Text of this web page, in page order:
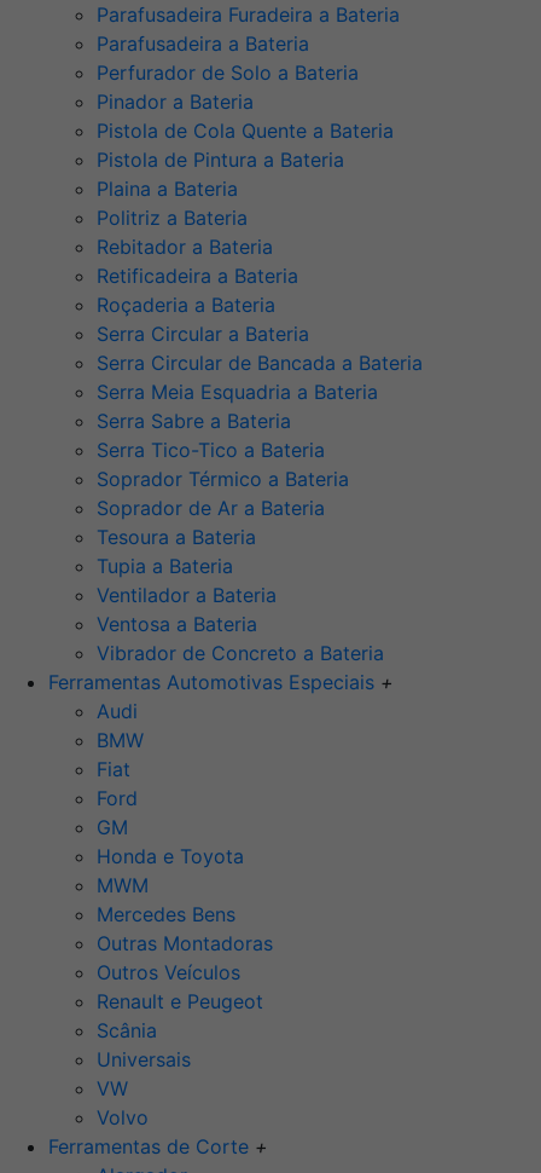
Parafusadeira Furadeira a Bateria
Parafusadeira a Bateria
Perfurador de Solo a Bateria
Pinador a Bateria
Pistola de Cola Quente a Bateria
Pistola de Pintura a Bateria
Plaina a Bateria
Politriz a Bateria
Rebitador a Bateria
Retificadeira a Bateria
Roçaderia a Bateria
Serra Circular a Bateria
Serra Circular de Bancada a Bateria
Serra Meia Esquadria a Bateria
Serra Sabre a Bateria
Serra Tico-Tico a Bateria
Soprador Térmico a Bateria
Soprador de Ar a Bateria
Tesoura a Bateria
Tupia a Bateria
Ventilador a Bateria
Ventosa a Bateria
Vibrador de Concreto a Bateria
Ferramentas Automotivas Especiais +
Audi
BMW
Fiat
Ford
GM
Honda e Toyota
MWM
Mercedes Bens
Outras Montadoras
Outros Veículos
Renault e Peugeot
Scânia
Universais
VW
Volvo
Ferramentas de Corte +